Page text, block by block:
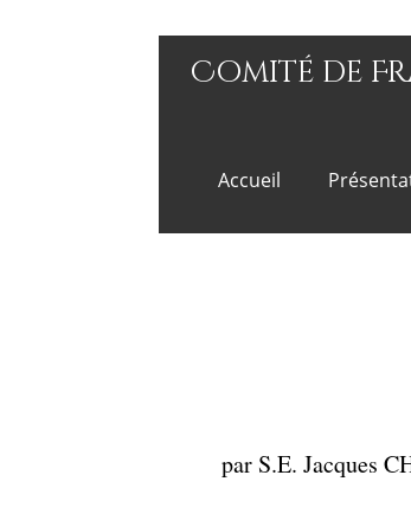
Comité de
Accueil
par S.E. Jacques